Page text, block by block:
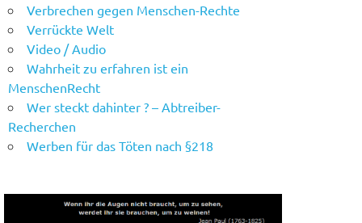
Verbrechen gegen Menschen-Rechte
Verrückte Welt
Video / Audio
Wahrheit zu erfahren ist ein
MenschenRecht
Wer steckt dahinter ? – Abtreiber-
Recherchen
Werben für das Töten nach §218